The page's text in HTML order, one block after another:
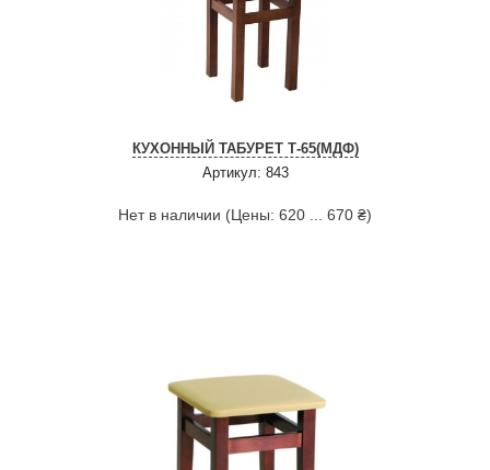
КУХОННЫЙ ТАБУРЕТ Т-65(МДФ)
Артикул: 843
Нет в наличии (Цены: 620 ... 670 ₴)